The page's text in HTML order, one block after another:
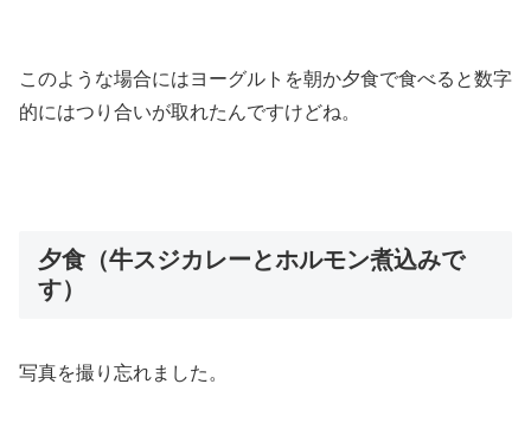
このような場合にはヨーグルトを朝か夕食で食べると数字
的にはつり合いが取れたんですけどね。
夕食（牛スジカレーとホルモン煮込みで
す）
写真を撮り忘れました。